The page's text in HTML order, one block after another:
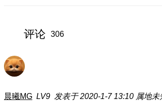
评论 306
晨曦MG LV9 发表于 2020-1-7 13:10 属地未